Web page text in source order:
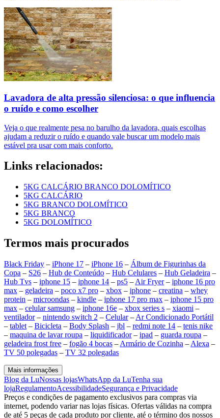
Lavadora de alta pressão silenciosa: o que influencia
o ruído e como escolher
Veja o que realmente pesa no barulho da lavadora, quais escolhas
ajudam a reduzir o ruído e quando vale buscar um modelo mais
estável pra usar com mais conforto.
Links relacionados:
5KG CALCÁRIO BRANCO DOLOMÍTICO
5KG CALCÁRIO
5KG BRANCO DOLOMÍTICO
5KG BRANCO
5KG DOLOMÍTICO
Termos mais procurados
Black Friday – iPhone 17 – iPhone 16 – Álbum de Figurinhas da
Copa – S26 – Hub de Conteúdo – Hub Celulares – Hub Geladeira –
Hub Tvs – iphone 15 – iphone 14 – ps5 – Air Fryer– iphone 16 pro
max – geladeira – poco x7 pro – xbox – iphone – creatina – whey
protein – microondas – kindle – iphone 17 pro max – iphone 15 pro
max – celular samsung – iphone 16e – xbox series s – xiaomi –
ventilador– nintendo switch 2 – Celular– Ar Condicionado Portátil
– tablet – Bicicleta – Body Splash – jbl – redmi note 14 – tenis nike
– maquina de lavar roupa – liquidificador– ipad – guarda roupa –
geladeira frost free – fogão 4 bocas – Armário de Cozinha – Alexa –
TV 50 polegadas – TV 32 polegadas
Mais informações
Blog da LuNossas lojasWhatsApp da LuTenha sua
lojaRegulamentoAcessibilidadeSegurança e Privacidade
Preços e condições de pagamento exclusivos para compras via
internet, podendo variar nas lojas físicas. Ofertas válidas na compra
de até 5 peças de cada produto por cliente, até o término dos nossos